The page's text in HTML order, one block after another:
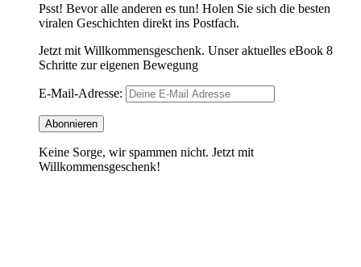
Psst! Bevor alle anderen es tun! Holen Sie sich die besten
viralen Geschichten direkt ins Postfach.
Jetzt mit Willkommensgeschenk. Unser aktuelles eBook 8
Schritte zur eigenen Bewegung
E-Mail-Adresse:
Keine Sorge, wir spammen nicht. Jetzt mit
Willkommensgeschenk!